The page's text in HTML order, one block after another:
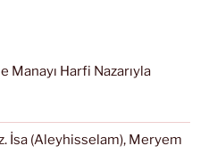
Manayı Harfi Nazarıyla
İsa (Aleyhisselam), Meryem